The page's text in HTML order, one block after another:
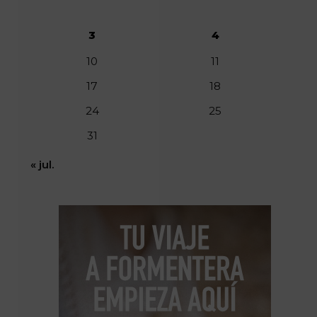
3
4
10
11
17
18
24
25
31
« jul.